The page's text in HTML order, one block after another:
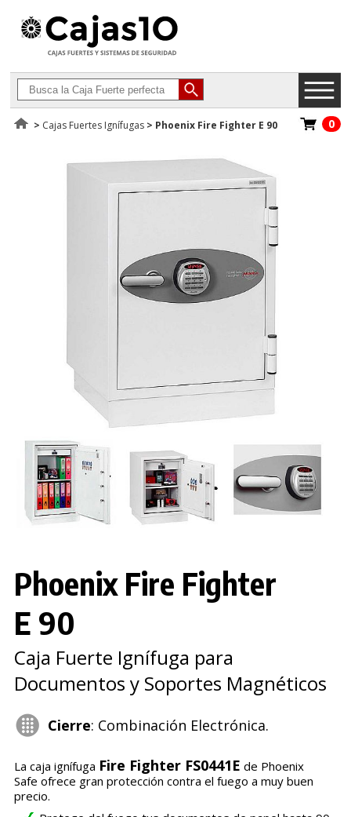
> Cajas Fuertes Ignífugas > Phoenix Fire Fighter E 90 0
Phoenix Fire Fighter
E 90
Caja Fuerte Ignífuga para
Documentos y Soportes Magnéticos
Cierre: Combinación Electrónica.
La caja ignífuga Fire Fighter FS0441E de Phoenix
Safe ofrece gran protección contra el fuego a muy buen
precio.